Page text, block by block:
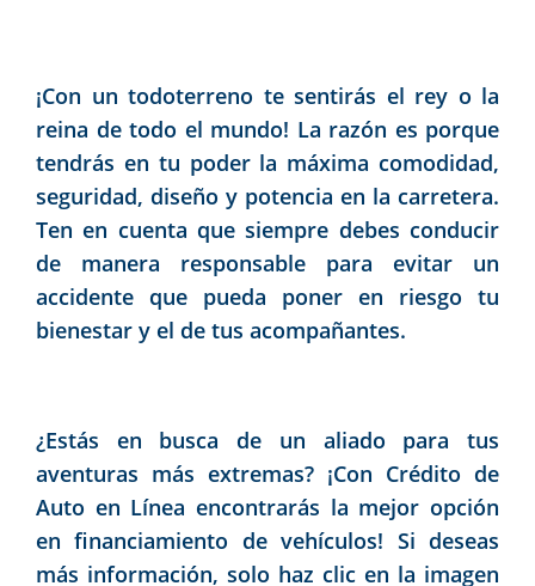
¡Con un todoterreno te sentirás el rey o la
reina de todo el mundo! La razón es porque
tendrás en tu poder la máxima comodidad,
seguridad, diseño y potencia en la carretera.
Ten en cuenta que siempre debes conducir
de manera responsable para evitar un
accidente que pueda poner en riesgo tu
bienestar y el de tus acompañantes.
¿Estás en busca de un aliado para tus
aventuras más extremas? ¡Con Crédito de
Auto en Línea encontrarás la mejor opción
en financiamiento de vehículos! Si deseas
más información, solo haz clic en la imagen